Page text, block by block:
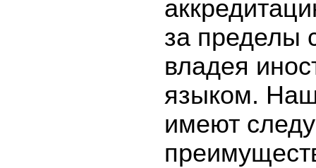
за пределы
владея
языком.
имеют